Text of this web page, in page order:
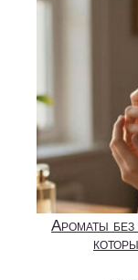
Ароматы без